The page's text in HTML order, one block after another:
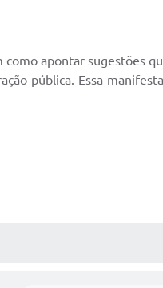
apontar sugestões
pública. Essa